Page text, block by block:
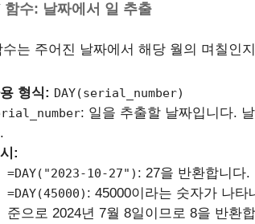
함수: 날짜에서 일 추출
수는 주어진 날짜에서 해당 월의 며칠인
형식: DAY(serial_number)
: 일을 추출할 날짜입니다.
:
=DAY("2023-10-27") : 27을 반환합니다.
=DAY(45000) : 45000이라는 숫자가 나
준으로 2024년 7월 8일이므로 8을 반환